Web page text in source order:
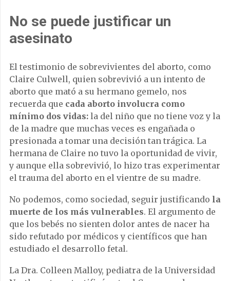
No se puede justificar un
asesinato
El testimonio de sobrevivientes del aborto, como
Claire Culwell, quien sobrevivió a un intento de
aborto que mató a su hermano gemelo, nos
recuerda que cada aborto involucra como
mínimo dos vidas: la del niño que no tiene voz y la
de la madre que muchas veces es engañada o
presionada a tomar una decisión tan trágica. La
hermana de Claire no tuvo la oportunidad de vivir,
y aunque ella sobrevivió, lo hizo tras experimentar
el trauma del aborto en el vientre de su madre.
No podemos, como sociedad, seguir justificando la
muerte de los más vulnerables. El argumento de
que los bebés no sienten dolor antes de nacer ha
sido refutado por médicos y científicos que han
estudiado el desarrollo fetal.
La Dra. Colleen Malloy, pediatra de la Universidad